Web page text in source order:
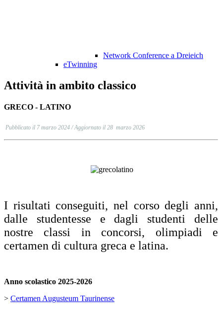
Network Conference a Dreieich
eTwinning
Attività in ambito classico
GRECO - LATINO
Pubblicato il 7 marzo 2024 / Aggiornato il 28 marzo 2026
I risultati conseguiti, nel corso degli anni,
dalle studentesse e dagli studenti delle
nostre classi in concorsi, olimpiadi e
certamen di cultura greca e latina.
Anno scolastico 2025-2026
> Certamen Augusteum Taurinense